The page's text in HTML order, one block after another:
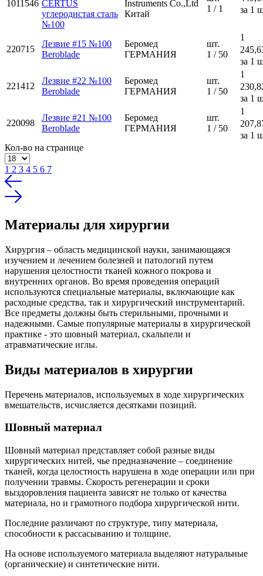
1011546 CERTUS
углеродистая сталь
№100
Instruments Co.,Ltd
Китай
1 / 1
за 1
220715
Лезвие #15 №100
Beroblade
Беромед
ГЕРМАНИЯ
шт.
1 / 50
1
за 1
221412
Лезвие #22 №100
Beroblade
Беромед
ГЕРМАНИЯ
шт.
1 / 50
1
за 1
220098
Лезвие #21 №100
Beroblade
Беромед
ГЕРМАНИЯ
шт.
1 / 50
1
за 1
Кол-во на странице
1 2 3 4 5 6 7
Материалы для хирургии
Хирургия – область медицинской науки, занимающаяся
изучением и лечением болезней и патологий путем
нарушения целостности тканей кожного покрова и
внутренних органов. Во время проведения операций
используются специальные материалы, включающие как
расходные средства, так и хирургический инструментарий.
Все предметы должны быть стерильными, прочными и
надежными. Самые популярные материалы в хирургической
практике - это шовный материал, скальпели и
атравматические иглы.
Виды материалов в хирургии
Перечень материалов, используемых в ходе хирургических
вмешательств, исчисляется десятками позиций.
Шовный материал
Шовный материал представляет собой разные виды
хирургических нитей, чье предназначение – соединение
тканей, когда целостность нарушена в ходе операции или при
получении травмы. Скорость регенерации и сроки
выздоровления пациента зависят не только от качества
материала, но и грамотного подбора хирургической нити.
Последние различают по структуре, типу материала,
способности к рассасыванию и толщине.
На основе используемого материала выделяют натуральные
(органические) и синтетические нити.